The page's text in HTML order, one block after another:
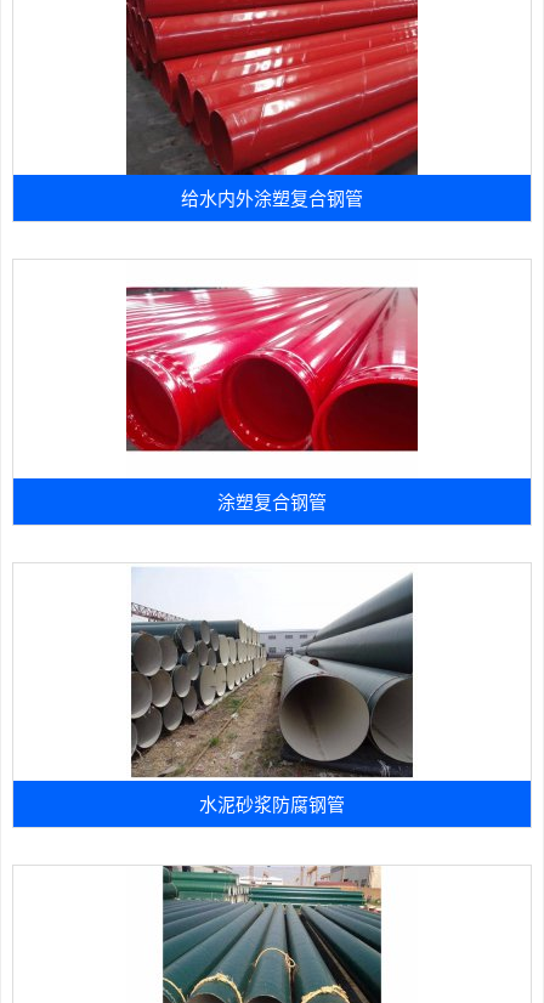
给水内外涂塑复合钢管
涂塑复合钢管
水泥砂浆防腐钢管